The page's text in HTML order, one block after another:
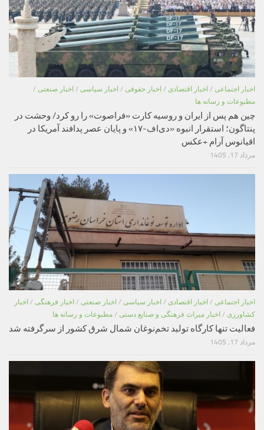
اخبار اجتماعی / اخبار اقتصادی / اخبار حقوقی / اخبار سیاسی / اخبار صنعتی /
مطبوعات و رسانه ها
چین هم پس از ایران و روسیه کارت «فراصوت» را رو کرد/ وحشت در
پنتاگون؛ استقرار انبوه «دی‌اف‑۱۷» و پایان عصر پدافند آمریکا در
اقیانوس آرام +عکس
مرداد 17, 1405
اخبار اجتماعی / اخبار اقتصادی / اخبار سیاسی / اخبار صنعتی / اخبار فرهنگی / اخبار
کشاورزی / اخبار میراث فرهنگی و صنایع دستی / مطبوعات و رسانه ها
فعالیت تنها کارگاه تولید تخم‌نوغان شمال شرق کشور از سرگرفته شد
مرداد 17, 1405